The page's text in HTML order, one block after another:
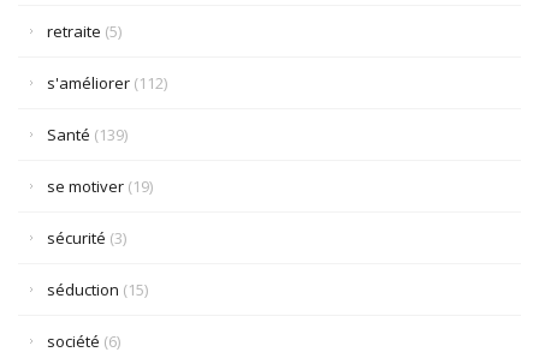
retraite (5)
s'améliorer (112)
Santé (139)
se motiver (19)
sécurité (3)
séduction (15)
société (6)